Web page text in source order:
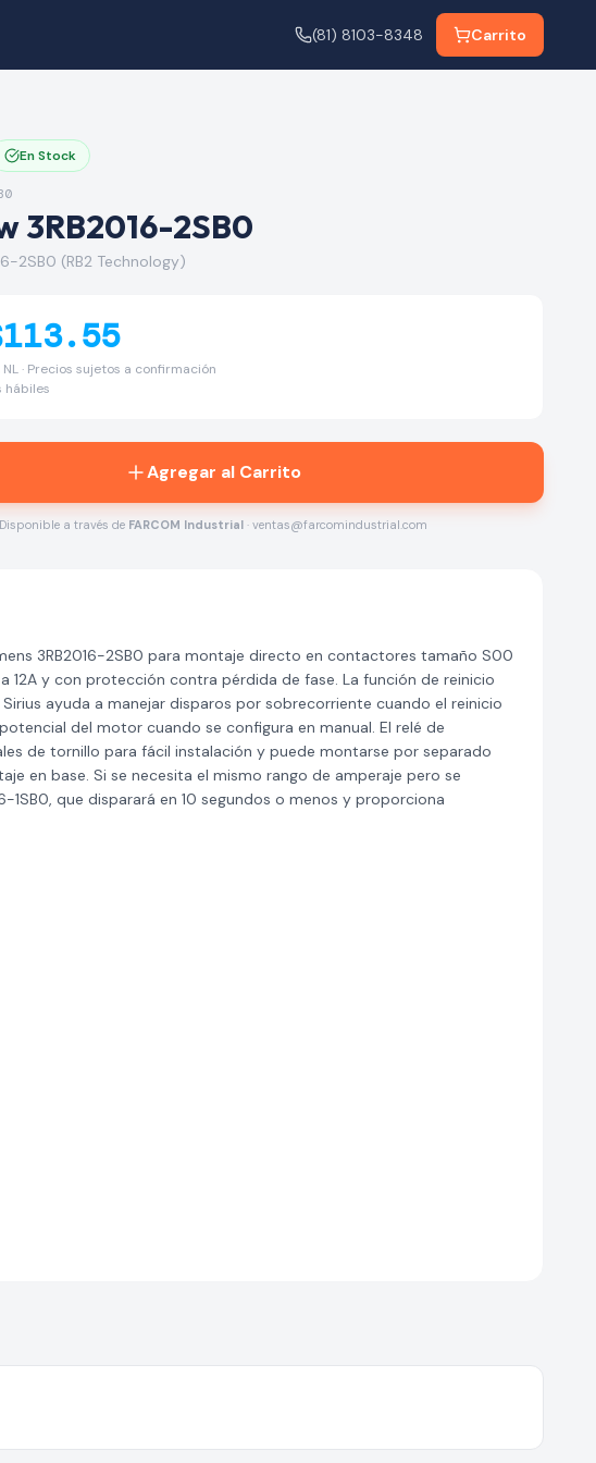
(81) 8103-8348 Carrito
En Stock
3RB2016-2SB0
2SB0 (RB2 Technology)
· Precios sujetos a confirmación
hábiles
Agregar al Carrito
Disponible a través de FARCOM Industrial · ventas@farcomindustrial.com
3RB2016-2SB0 para montaje directo en contactores tamaño S00
a 12A y con protección contra pérdida de fase. La función de reinicio
ayuda a manejar disparos por sobrecorriente cuando el reinicio
del motor cuando se configura en manual. El relé de
de tornillo para fácil instalación y puede montarse por separado
en base. Si se necesita el mismo rango de amperaje pero se
1SB0, que disparará en 10 segundos o menos y proporciona